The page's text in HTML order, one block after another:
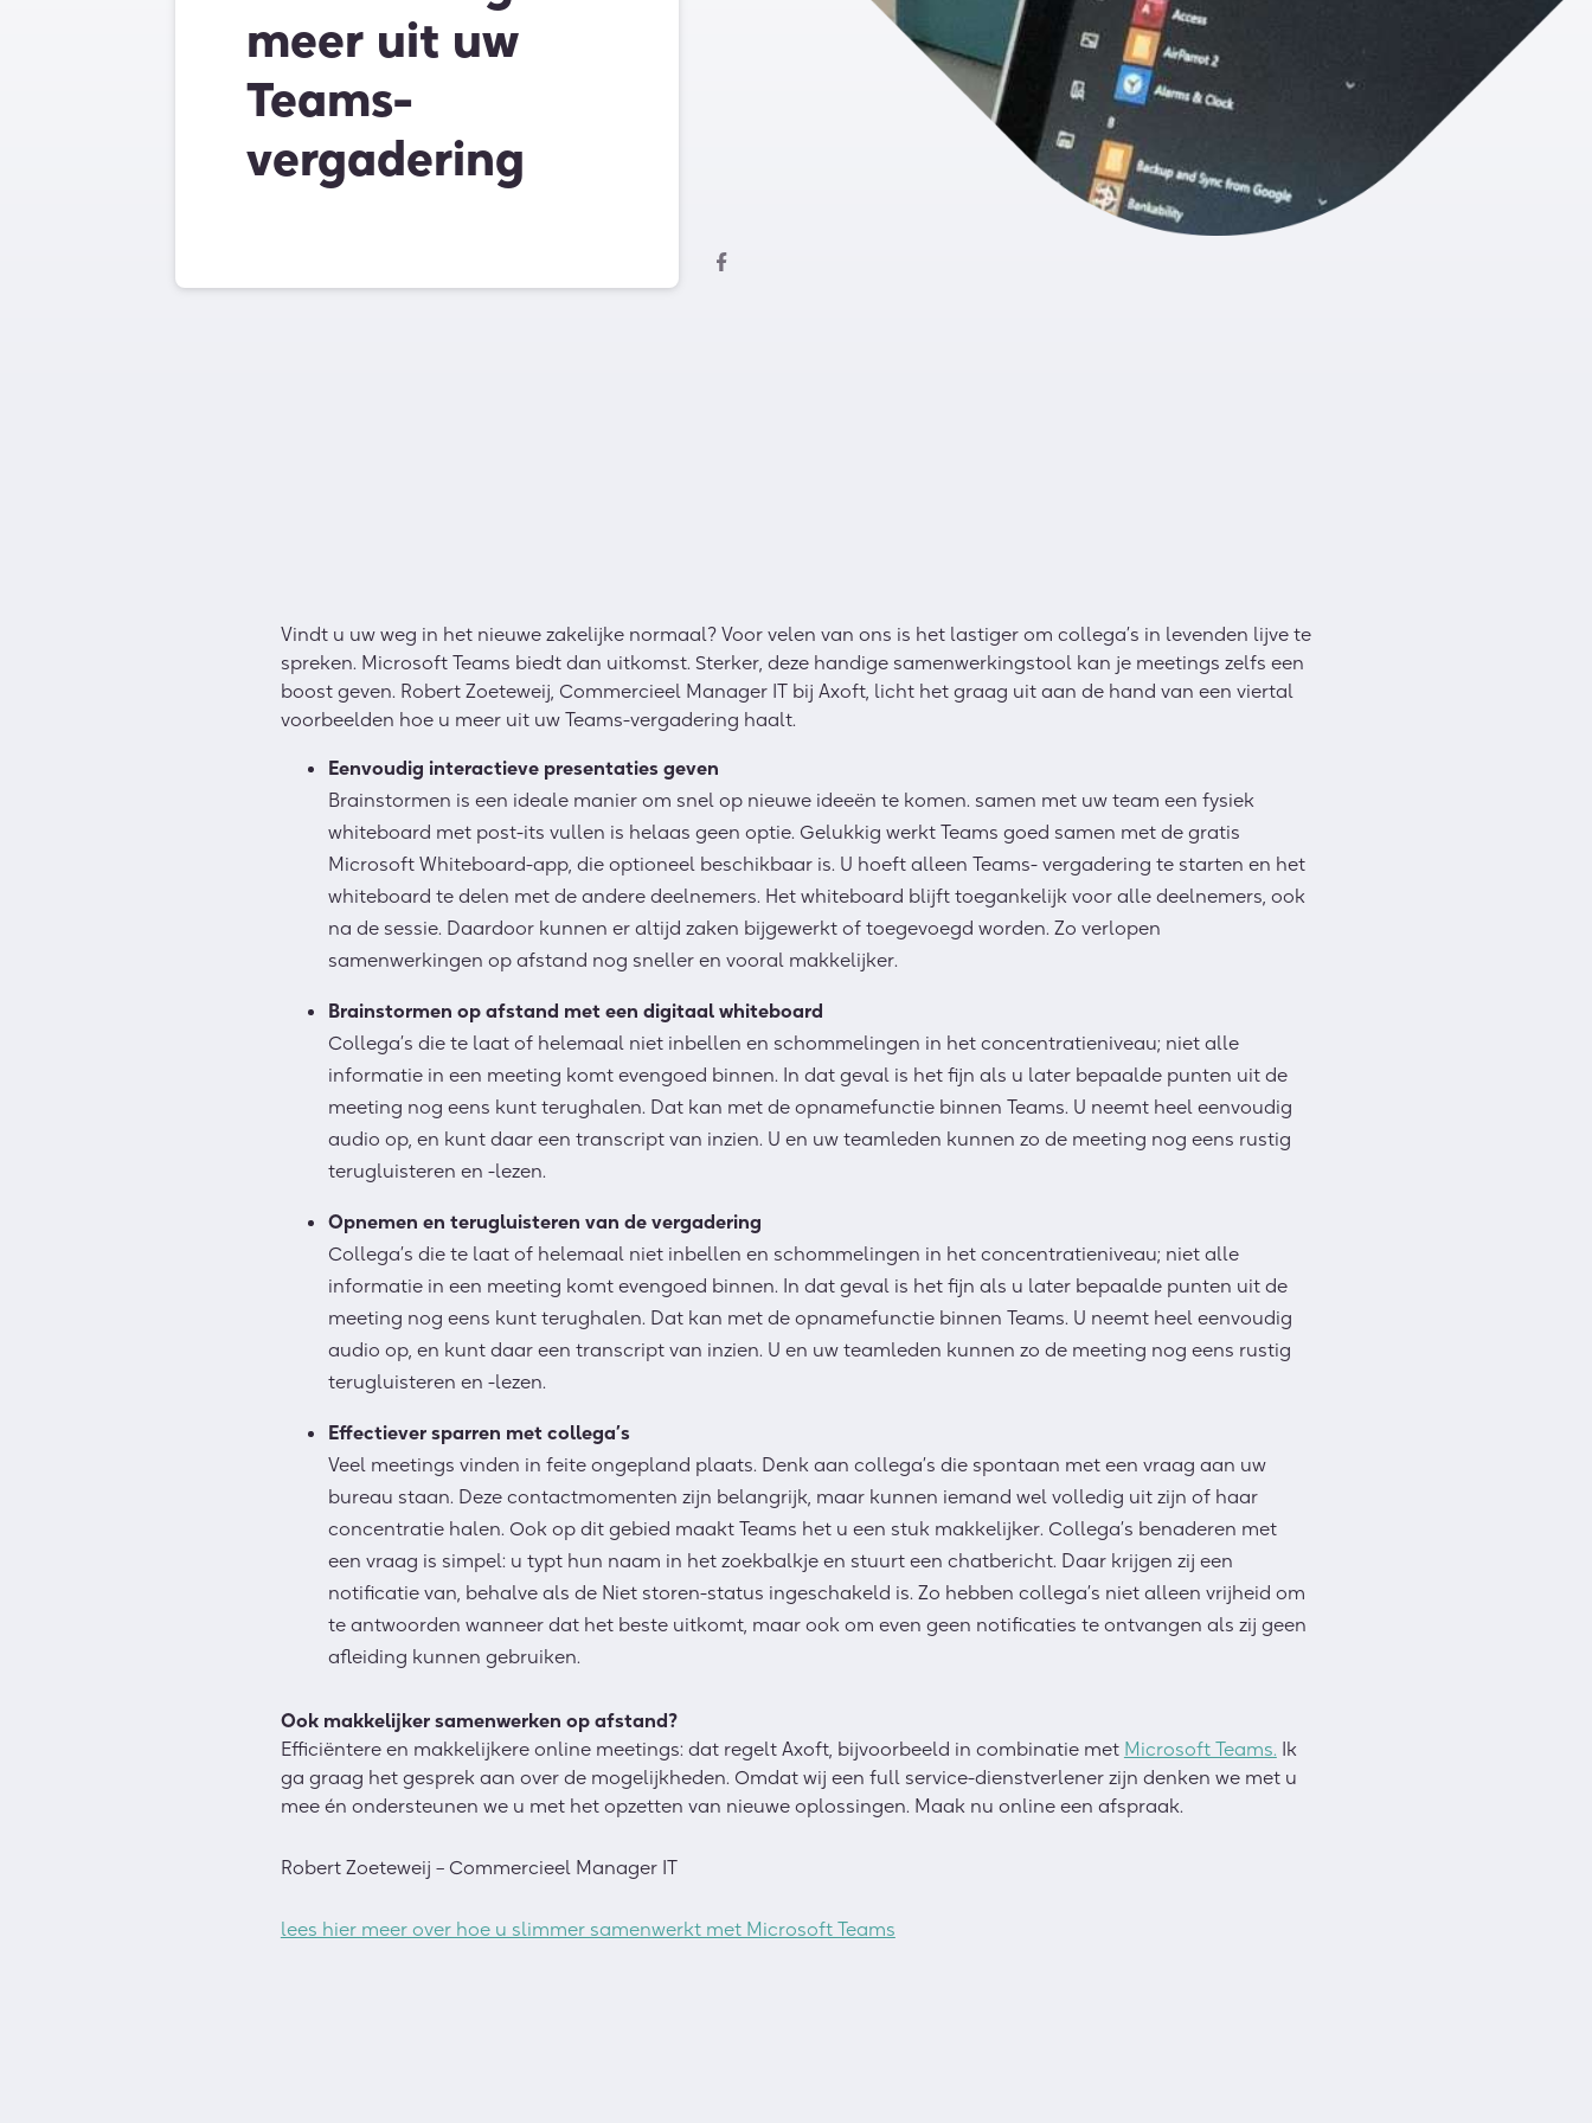
meer uit uw
Teams-
vergadering
Vindt u uw weg in het nieuwe zakelijke normaal? Voor velen van ons is het lastiger om collega’s in levenden lijve te
spreken. Microsoft Teams biedt dan uitkomst. Sterker, deze handige samenwerkingstool kan je meetings zelfs een
boost geven. Robert Zoeteweij, Commercieel Manager IT bij Axoft, licht het graag uit aan de hand van een viertal
voorbeelden hoe u meer uit uw Teams-vergadering haalt.
Eenvoudig interactieve presentaties geven
Brainstormen is een ideale manier om snel op nieuwe ideeën te komen. samen met uw team een fysiek
whiteboard met post-its vullen is helaas geen optie. Gelukkig werkt Teams goed samen met de gratis
Microsoft Whiteboard-app, die optioneel beschikbaar is. U hoeft alleen Teams- vergadering te starten en het
whiteboard te delen met de andere deelnemers. Het whiteboard blijft toegankelijk voor alle deelnemers, ook
na de sessie. Daardoor kunnen er altijd zaken bijgewerkt of toegevoegd worden. Zo verlopen
samenwerkingen op afstand nog sneller en vooral makkelijker.
Brainstormen op afstand met een digitaal whiteboard
Collega’s die te laat of helemaal niet inbellen en schommelingen in het concentratieniveau; niet alle
informatie in een meeting komt evengoed binnen. In dat geval is het fijn als u later bepaalde punten uit de
meeting nog eens kunt terughalen. Dat kan met de opnamefunctie binnen Teams. U neemt heel eenvoudig
audio op, en kunt daar een transcript van inzien. U en uw teamleden kunnen zo de meeting nog eens rustig
terugluisteren en -lezen.
Opnemen en terugluisteren van de vergadering
Collega’s die te laat of helemaal niet inbellen en schommelingen in het concentratieniveau; niet alle
informatie in een meeting komt evengoed binnen. In dat geval is het fijn als u later bepaalde punten uit de
meeting nog eens kunt terughalen. Dat kan met de opnamefunctie binnen Teams. U neemt heel eenvoudig
audio op, en kunt daar een transcript van inzien. U en uw teamleden kunnen zo de meeting nog eens rustig
terugluisteren en -lezen.
Effectiever sparren met collega’s
Veel meetings vinden in feite ongepland plaats. Denk aan collega’s die spontaan met een vraag aan uw
bureau staan. Deze contactmomenten zijn belangrijk, maar kunnen iemand wel volledig uit zijn of haar
concentratie halen. Ook op dit gebied maakt Teams het u een stuk makkelijker. Collega’s benaderen met
een vraag is simpel: u typt hun naam in het zoekbalkje en stuurt een chatbericht. Daar krijgen zij een
notificatie van, behalve als de Niet storen-status ingeschakeld is. Zo hebben collega’s niet alleen vrijheid om
te antwoorden wanneer dat het beste uitkomt, maar ook om even geen notificaties te ontvangen als zij geen
afleiding kunnen gebruiken.
Ook makkelijker samenwerken op afstand?
Efficiëntere en makkelijkere online meetings: dat regelt Axoft, bijvoorbeeld in combinatie met Microsoft Teams. Ik
ga graag het gesprek aan over de mogelijkheden. Omdat wij een full service-dienstverlener zijn denken we met u
mee én ondersteunen we u met het opzetten van nieuwe oplossingen. Maak nu online een afspraak.
Robert Zoeteweij – Commercieel Manager IT
lees hier meer over hoe u slimmer samenwerkt met Microsoft Teams